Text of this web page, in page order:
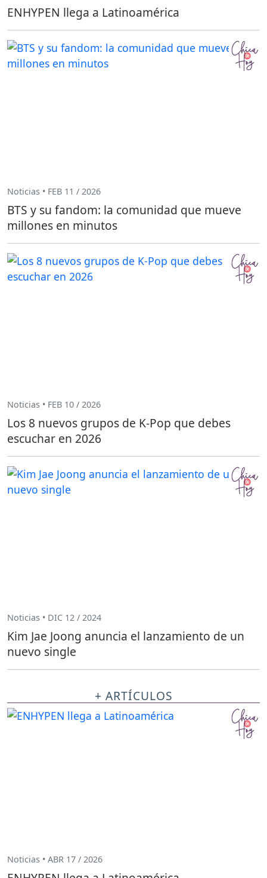
ENHYPEN llega a Latinoamérica
Noticias • FEB 11 / 2026
BTS y su fandom: la comunidad que mueve
millones en minutos
Noticias • FEB 10 / 2026
Los 8 nuevos grupos de K-Pop que debes
escuchar en 2026
Noticias • DIC 12 / 2024
Kim Jae Joong anuncia el lanzamiento de un
nuevo single
+ ARTÍCULOS
Noticias • ABR 17 / 2026